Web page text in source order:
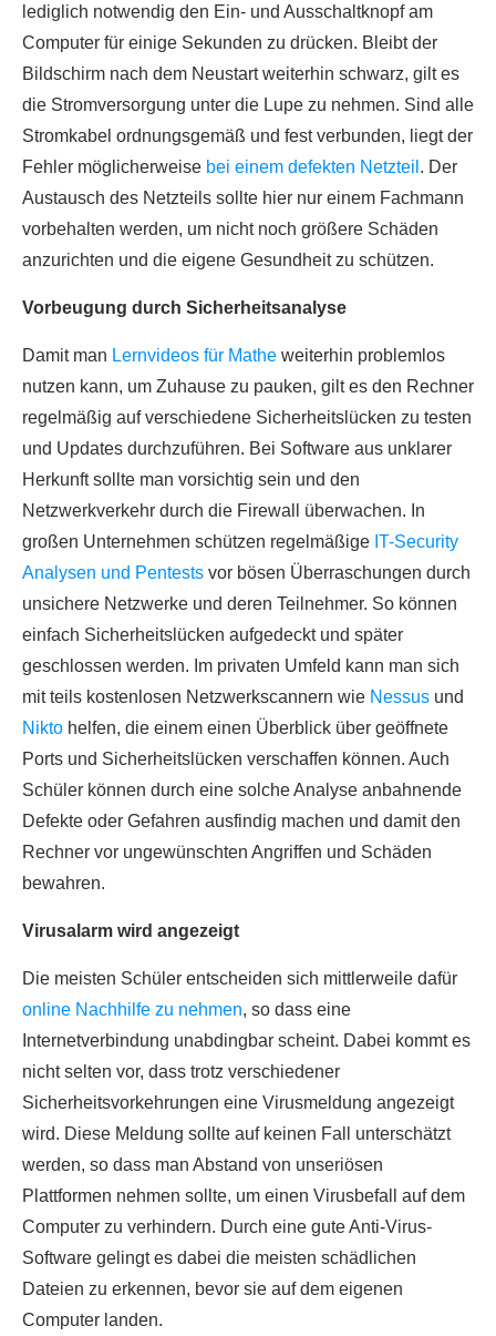
lediglich notwendig den Ein- und Ausschaltknopf am
Computer für einige Sekunden zu drücken. Bleibt der
Bildschirm nach dem Neustart weiterhin schwarz, gilt es
die Stromversorgung unter die Lupe zu nehmen. Sind alle
Stromkabel ordnungsgemäß und fest verbunden, liegt der
Fehler möglicherweise bei einem defekten Netzteil . Der
Austausch des Netzteils sollte hier nur einem Fachmann
vorbehalten werden, um nicht noch größere Schäden
anzurichten und die eigene Gesundheit zu schützen.
Vorbeugung durch Sicherheitsanalyse
Damit man Lernvideos für Mathe weiterhin problemlos
nutzen kann, um Zuhause zu pauken, gilt es den Rechner
regelmäßig auf verschiedene Sicherheitslücken zu testen
und Updates durchzuführen. Bei Software aus unklarer
Herkunft sollte man vorsichtig sein und den
Netzwerkverkehr durch die Firewall überwachen. In
großen Unternehmen schützen regelmäßige IT-Security
Analysen und Pentests vor bösen Überraschungen durch
unsichere Netzwerke und deren Teilnehmer. So können
einfach Sicherheitslücken aufgedeckt und später
geschlossen werden. Im privaten Umfeld kann man sich
mit teils kostenlosen Netzwerkscannern wie Nessus und
Nikto helfen, die einem einen Überblick über geöffnete
Ports und Sicherheitslücken verschaffen können. Auch
Schüler können durch eine solche Analyse anbahnende
Defekte oder Gefahren ausfindig machen und damit den
Rechner vor ungewünschten Angriffen und Schäden
bewahren.
Virusalarm wird angezeigt
Die meisten Schüler entscheiden sich mittlerweile dafür
online Nachhilfe zu nehmen, so dass eine
Internetverbindung unabdingbar scheint. Dabei kommt es
nicht selten vor, dass trotz verschiedener
Sicherheitsvorkehrungen eine Virusmeldung angezeigt
wird. Diese Meldung sollte auf keinen Fall unterschätzt
werden, so dass man Abstand von unseriösen
Plattformen nehmen sollte, um einen Virusbefall auf dem
Computer zu verhindern. Durch eine gute Anti-Virus-
Software gelingt es dabei die meisten schädlichen
Dateien zu erkennen, bevor sie auf dem eigenen
Computer landen.